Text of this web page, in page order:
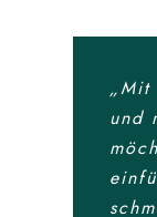
„Mit
und